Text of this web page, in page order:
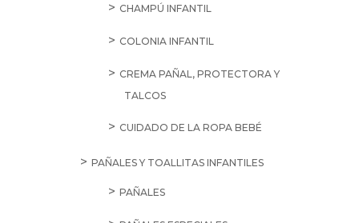
CHAMPÚ INFANTIL
COLONIA INFANTIL
CREMA PAÑAL, PROTECTORA Y
TALCOS
CUIDADO DE LA ROPA BEBÉ
PAÑALES Y TOALLITAS INFANTILES
PAÑALES